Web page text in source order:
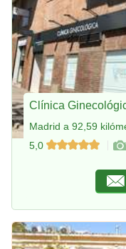
Clínica
Madrid a 92,59
5,0